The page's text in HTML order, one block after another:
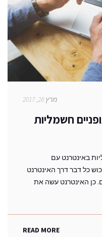
מרץ 28, 2017
חשמליות
באינטרנט עם
כל דבר דרך האינטרנט
כן האינטרנט עשה את
READ MORE